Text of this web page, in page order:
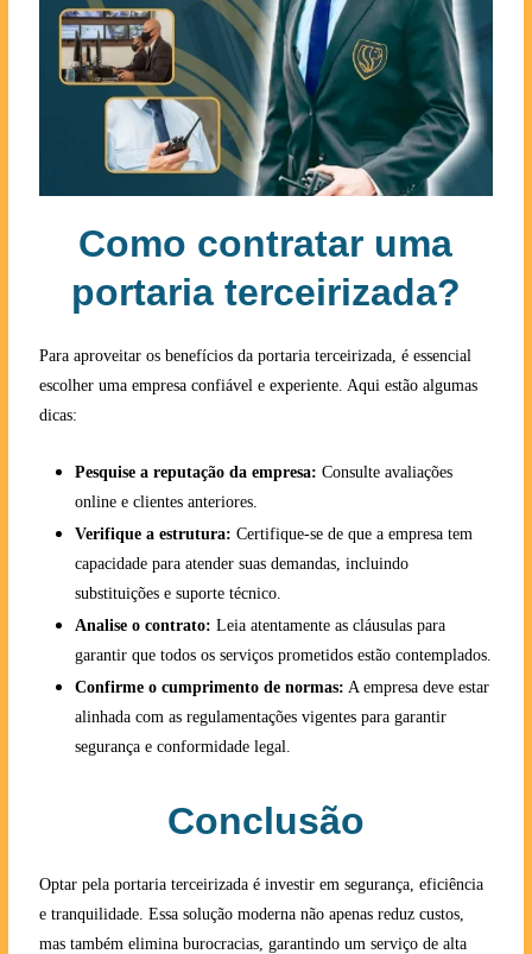
Como contratar uma
portaria terceirizada?
Para aproveitar os benefícios da portaria terceirizada, é essencial
escolher uma empresa confiável e experiente. Aqui estão algumas
dicas:
Pesquise a reputação da empresa: Consulte avaliações
online e clientes anteriores.
Verifique a estrutura: Certifique-se de que a empresa tem
capacidade para atender suas demandas, incluindo
substituições e suporte técnico.
Analise o contrato: Leia atentamente as cláusulas para
garantir que todos os serviços prometidos estão contemplados.
Confirme o cumprimento de normas: A empresa deve estar
alinhada com as regulamentações vigentes para garantir
segurança e conformidade legal.
Conclusão
Optar pela portaria terceirizada é investir em segurança, eficiência
e tranquilidade. Essa solução moderna não apenas reduz custos,
mas também elimina burocracias, garantindo um serviço de alta